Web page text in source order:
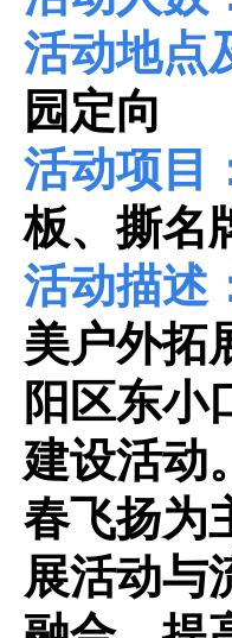
活动地点
园定向
活动项目
板、撕名
活动描述
美户外拓
阳区东小
建设活动
春飞扬为
展活动与